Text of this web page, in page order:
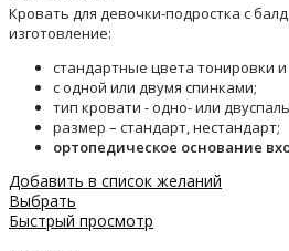
Кровать для девочки-подростка с
изготовление:
стандартные цвета тонировки
с одной или двумя спинками;
тип кровати - одно- или
размер – стандарт, нестандарт;
ортопедическое основание
Добавить в список желаний
Выбрать
Быстрый просмотр